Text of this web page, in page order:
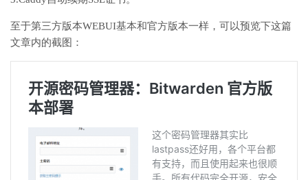
至于第三方版本WEBUI基本和官方版本一样，可以预览下这篇
文章内的截图：